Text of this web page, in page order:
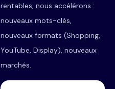
rentables, nous accélérons :
nouveaux mots-clés,
nouveaux formats (Shopping,
YouTube, Display), nouveaux
marchés.